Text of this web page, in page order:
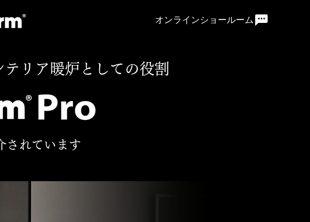
オンラインショールーム
リア暖炉としての役割
されています